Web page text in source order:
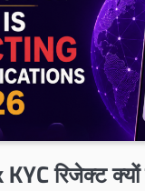
रिजेक्ट क्यों